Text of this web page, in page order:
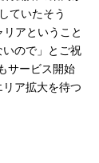
ていたそう
アということ
ので」とご祝
サービス開始
ア拡大を待つ